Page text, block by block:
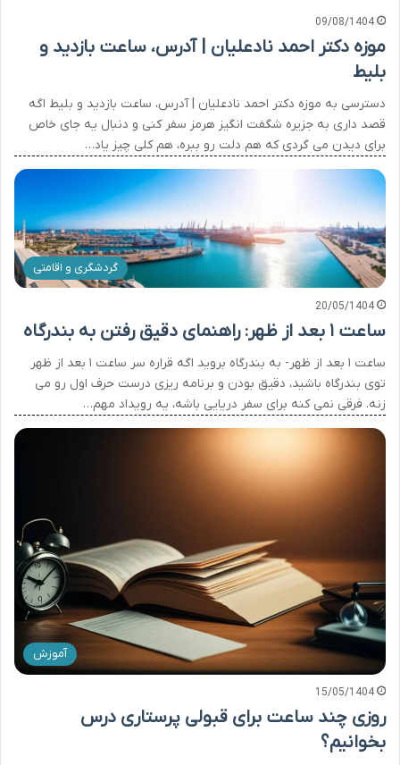
09/08/1404
موزه دکتر احمد نادعلیان | آدرس، ساعت بازدید و
بلیط
دسترسی به موزه دکتر احمد نادعلیان | آدرس، ساعت بازدید و بلیط اگه
قصد داری به جزیره شگفت انگیز هرمز سفر کنی و دنبال یه جای خاص
برای دیدن می گردی که هم دلت رو ببره، هم کلی چیز یاد…
گردشگری و اقامتی
20/05/1404
ساعت ۱ بعد از ظهر: راهنمای دقیق رفتن به بندرگاه
ساعت ۱ بعد از ظهر- به بندرگاه بروید اگه قراره سر ساعت ۱ بعد از ظهر
توی بندرگاه باشید، دقیق بودن و برنامه ریزی درست حرف اول رو می
زنه. فرقی نمی کنه برای سفر دریایی باشه، یه رویداد مهم…
آموزش
15/05/1404
روزی چند ساعت برای قبولی پرستاری درس
بخوانیم؟